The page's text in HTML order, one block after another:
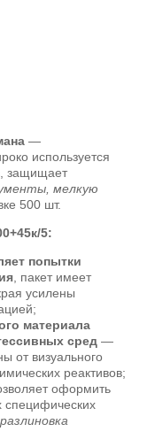
—
используется
защищает
мелкую
500 шт.
5:
попытки
, пакет имеет
усилены
материала
сред —
от визуального
реактивов;
оформить
специфических